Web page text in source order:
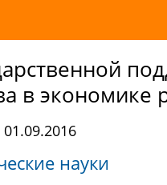
в экономике
01.09.2016
науки